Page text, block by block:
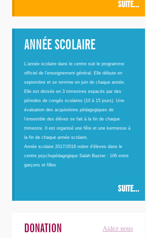
SUITE...
ANNÉE SCOLAIRE
L’année scolaire dans le centre suit le programme
officiel de l’enseignement général. Elle débute en
septembre et se termine en juin de chaque année.
Elle est divisée en 3 trimestres espacés par des
périodes de congés scolaires (10 à 15 jours). Une
évaluation des acquisitions pédagogiques de
l’ensemble des élèves se fait à la fin de chaque
trimestre. Il est organisé une fête et une kermesse à
la fin de chaque année scolaire.
Année scolaire 2017/2018 nobre d'éleves dans le
centre psychopédagogique Salah Bazine : 106 entre
garçons et filles
SUITE...
DONATION Aidez nous